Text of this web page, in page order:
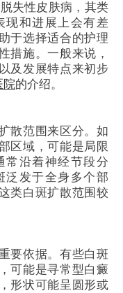
失性皮肤病，其类
现和进展上会有差
于选择适合的护理
措施。一般来说，
及发展特点来初步
院的介绍。
散范围来区分。如
区域，可能是局限
常沿着神经节段分
泛发于全身多个部
类白斑扩散范围较
依据。有些白斑
可能是寻常型白癜
形状可能呈圆形或